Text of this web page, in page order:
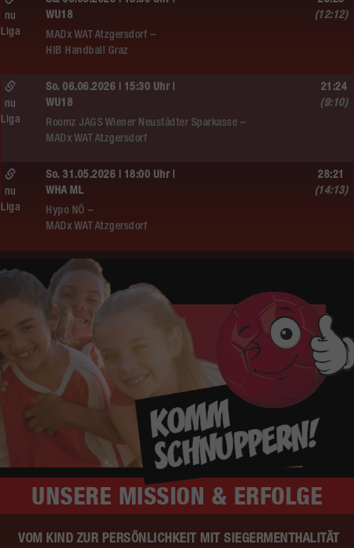
WU18
MADx WAT Atzgersdorf –
HIB Handball Graz
nu
Liga
(12:12)
So. 06.06.2026 | 15:30 Uhr |
WU18
Roomz JAGS Wiener Neustädter Sparkasse –
MADx WAT Atzgersdorf
nu
Liga
21:24
(9:10)
So. 31.05.2026 | 18:00 Uhr |
WHA ML
Hypo NÖ –
MADx WAT Atzgersdorf
nu
Liga
28:21
(14:13)
UNSERE MISSION & ERFOLGE
VOM KIND ZUR PERSÖNLICHKEIT MIT SIEGERMENTHALITÄT